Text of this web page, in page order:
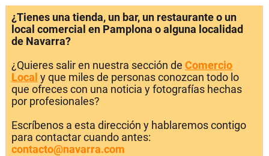
¿Tienes una tienda, un bar, un restaurante o un
local comercial en Pamplona o alguna localidad
de Navarra?
¿Quieres salir en nuestra sección de Comercio
Local y que miles de personas conozcan todo lo
que ofreces con una noticia y fotografías hechas
por profesionales?
Escríbenos a esta dirección y hablaremos contigo
para contactar cuando antes:
contacto@navarra.com